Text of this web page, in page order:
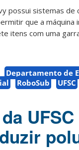
possui sistemas
que a
itens com uma
Departamento de
RoboSub UFSC